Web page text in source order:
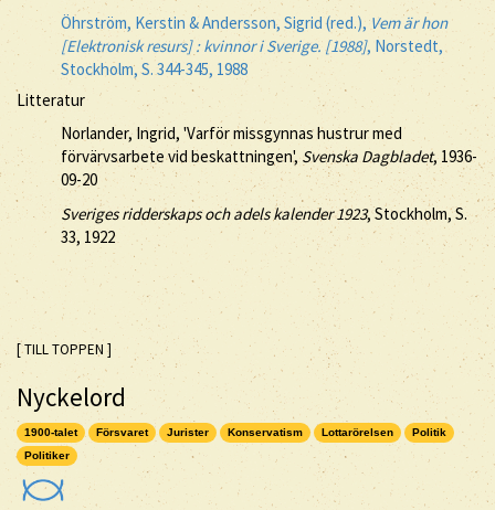
Öhrström, Kerstin & Andersson, Sigrid (red.),Vem är hon
[Elektronisk resurs] : kvinnor i Sverige. [1988], Norstedt,
Stockholm, S. 344-345, 1988
Litteratur
Norlander, Ingrid, 'Varför missgynnas hustrur med
förvärvsarbete vid beskattningen',Svenska Dagbladet, 1936-
09-20
Sveriges ridderskaps och adels kalender 1923, Stockholm, S.
33, 1922
[ TILL TOPPEN ]
Nyckelord
1900-talet Försvaret Jurister Konservatism Lottarörelsen
Politik
Politiker